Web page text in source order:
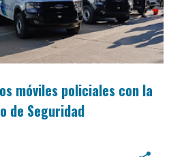
móviles policiales con la
de Seguridad